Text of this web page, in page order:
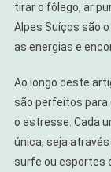
tirar o fôlego, ar
Alpes Suíços são
as energias e
Ao longo deste
são perfeitos para
o estresse. Cada
única, seja
surfe ou esportes